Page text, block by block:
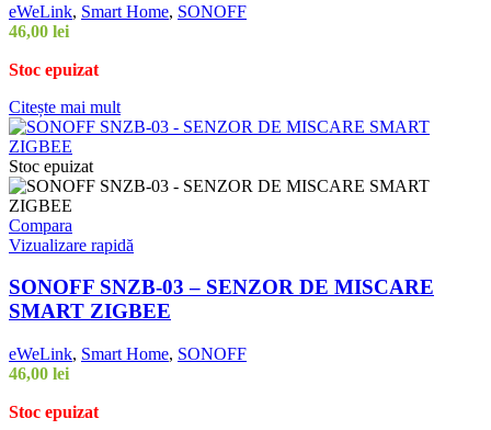
eWeLink, Smart Home, SONOFF
46,00 lei
Stoc epuizat
Citește mai mult
Stoc epuizat
Compara
Vizualizare rapidă
SONOFF SNZB-03 – SENZOR DE MISCARE
SMART ZIGBEE
eWeLink, Smart Home, SONOFF
46,00 lei
Stoc epuizat